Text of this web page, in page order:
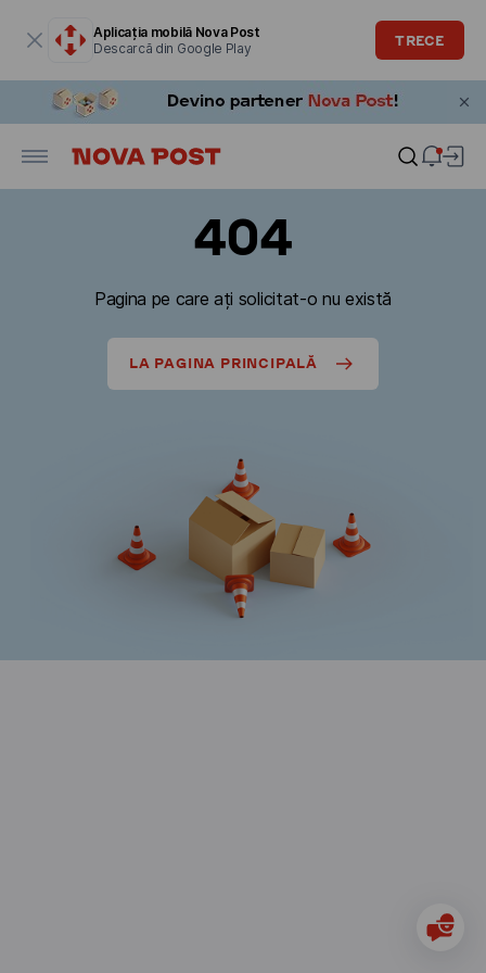
Aplicația mobilă Nova Post
Descarcă din Google Play
TRECE
404
Pagina pe care ați solicitat-o nu există
LA PAGINA PRINCIPALĂ